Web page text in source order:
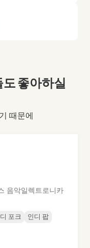
좋아하실
때문에
음악일렉트로니카
포크
인디 팝